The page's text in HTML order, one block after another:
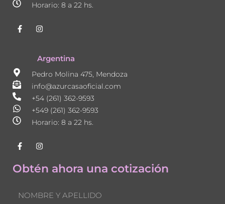
Horario: 8 a 22 hs.
F
a
o
-
I
n
a
g
a
m
Argentina
Pedro Molina 475, Mendoza
info@azurcasaoficial.com
+54 (261) 362-9593
+549 (261) 362-9593
Horario: 8 a 22 hs.
F
a
e
b
k
I
n
t
a
a
Obtén ahora una cotización